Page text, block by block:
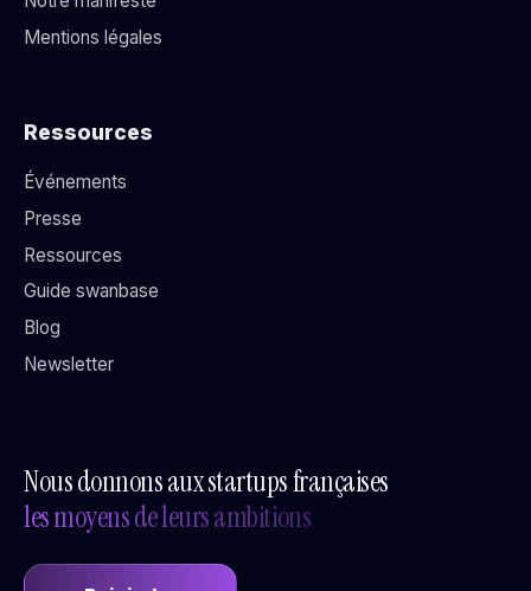
Mentions légales
Ressources
Événements
Presse
Ressources
Guide swanbase
Blog
Newsletter
Nous donnons aux startups françaises
les moyens de leurs ambitions